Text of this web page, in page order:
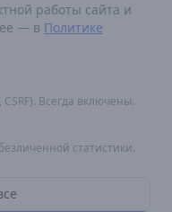
августа 2021 г N 1338
рекламы:
работы сайта и
— в Политике
Всегда включены.
статистики.